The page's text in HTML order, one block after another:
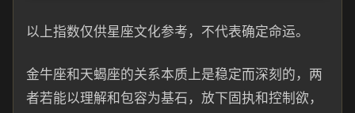
以上指数仅供星座文化参考，不代表确定命运。
金牛座和天蝎座的关系本质上是稳定而深刻的，两
者若能以理解和包容为基石，放下固执和控制欲，